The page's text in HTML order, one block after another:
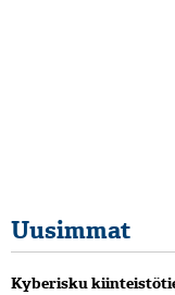
Uusimmat
Kyberisku